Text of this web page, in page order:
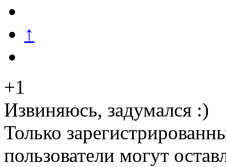
↑
+1
Извиняюсь, задумался :)
Только
пользователи могут